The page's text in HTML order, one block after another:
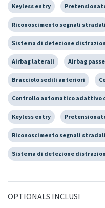
Keyless entry
Riconoscimento segnali stradali
Sistema di detezione
Airbag laterali Airbag
Bracciolo sedili anteriori
Controllo automatico adattivo
Keyless entry
Riconoscimento segnali stradali
Sistema di detezione
OPTIONALS INCLUSI